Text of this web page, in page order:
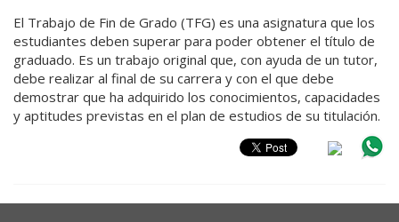
El Trabajo de Fin de Grado (TFG) es una asignatura que los
estudiantes deben superar para poder obtener el título de
graduado. Es un trabajo original que, con ayuda de un tutor,
debe realizar al final de su carrera y con el que debe
demostrar que ha adquirido los conocimientos, capacidades
y aptitudes previstas en el plan de estudios de su titulación.